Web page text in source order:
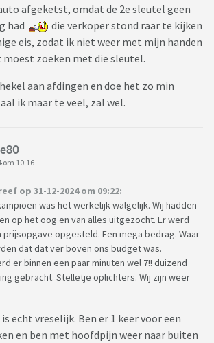
afgeketst, omdat de 2e sleutel geen
had
die verkoper stond raar te kijken
eis, zodat ik niet weer met mijn handen
zoeken met die sleutel.
aan afdingen en doe het zo min
ik maar te veel, zal wel.
om 10:16
op 31-12-2024 om 09:22:
was het werkelijk walgelijk. Wij hadden
op het oog en van alles uitgezocht. Er werd
opgesteld. Een mega bedrag. Waar
dat dat ver boven ons budget was.
er binnen een paar minuten wel 7!! duizend
gebracht. Stelletje oplichters. Wij zijn weer
echt vreselijk. Ben er 1 keer voor een
en ben met hoofdpijn weer naar buiten